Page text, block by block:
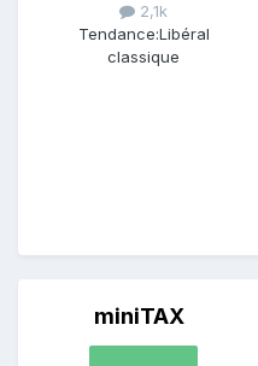
2,1k
Tendance:Libéral
classique
miniTAX